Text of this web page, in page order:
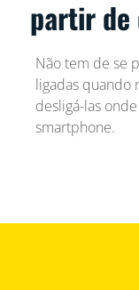
partir de
Não tem de se
ligadas quando
desligá-las
smartphone.